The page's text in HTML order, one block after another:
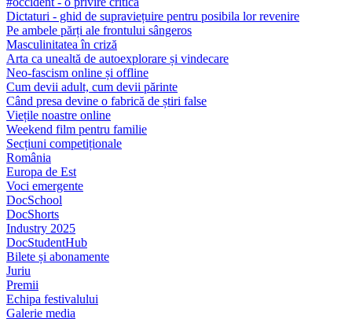
Dictaturi - ghid de supraviețuire pentru posibila lor revenire
Pe ambele părți ale frontului sângeros
Masculinitatea în criză
Arta ca unealtă de autoexplorare și vindecare
Neo-fascism online și offline
Cum devii adult, cum devii părinte
Când presa devine o fabrică de știri false
Viețile noastre online
Weekend film pentru familie
Secțiuni competiționale
România
Europa de Est
Voci emergente
DocSchool
DocShorts
Industry 2025
DocStudentHub
Bilete și abonamente
Juriu
Premii
Echipa festivalului
Galerie media